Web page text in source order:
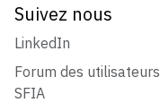
Suivez nous
LinkedIn
Forum des utilisateurs
SFIA